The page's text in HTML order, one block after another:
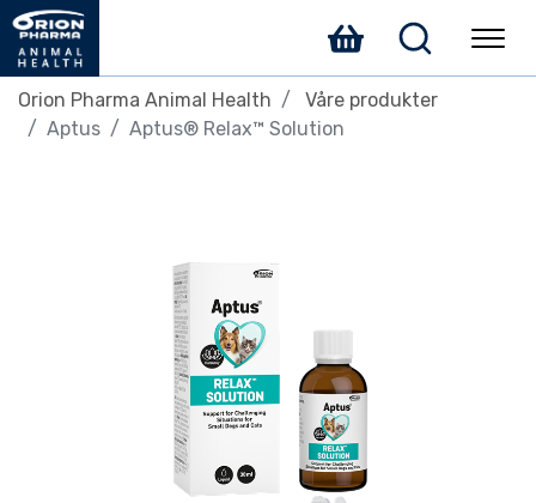
Orion Pharma Animal Health
Våre produkter
Aptus
Aptus® Relax™ Solution